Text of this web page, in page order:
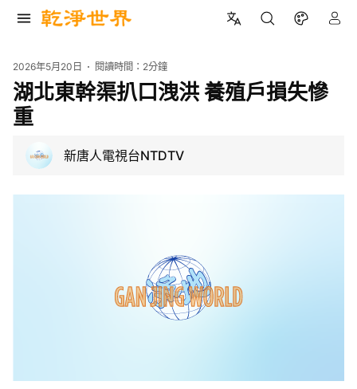
2026年5月20日 閱讀時間： 2分鐘
湖北東幹渠扒口洩洪 養殖戶損失慘
重
新唐人電視台NTDTV